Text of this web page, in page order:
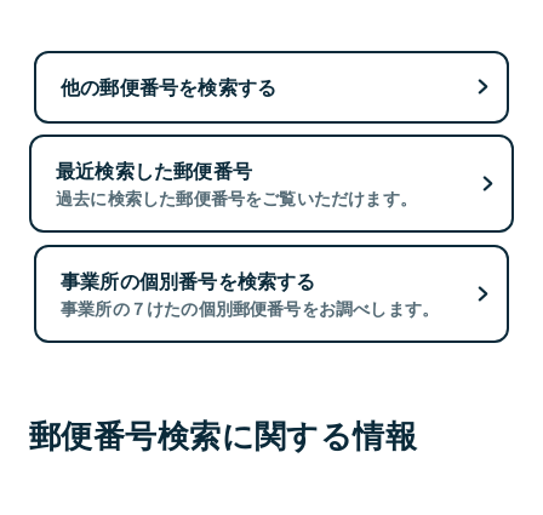
他の郵便番号を検索する
最近検索した郵便番号
過去に検索した郵便番号をご覧いただけます。
事業所の個別番号を検索する
事業所の７けたの個別郵便番号をお調べします。
郵便番号検索に関する情報